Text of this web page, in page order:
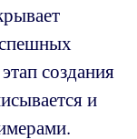
создания
и